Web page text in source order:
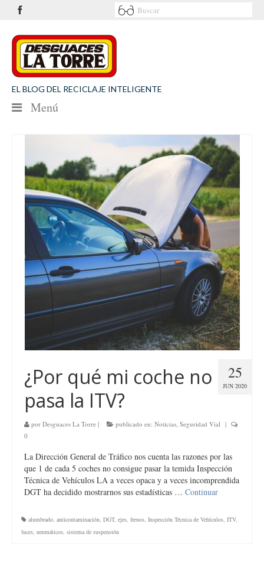
EL BLOG DEL RECICLAJE INTELIGENTE
Menú
NOTICIAS
SEGURIDAD VIAL
MEDIO AMBIENTE
PATROCINIOS
CONTACTO
Desguaces La Torre
25
JUN 2020
¿Por qué mi coche no
pasa la ITV?
por Desguaces La Torre | publicado en: Noticias, Seguridad Vial |
0
La Dirección General de Tráfico nos cuenta las razones por las
que 1 de cada 5 coches no consigue pasar la temida Inspección
Técnica de Vehículos LA a veces opaca y a veces incomprendida
DGT ha decidido mostrarnos sus estadísticas … Continuar
alumbrado, anticontaminación, DGT, ejes, frenos, Inspección Técnica de Vehículos, ITV,
luces, neumáticos, sistema de suspensión